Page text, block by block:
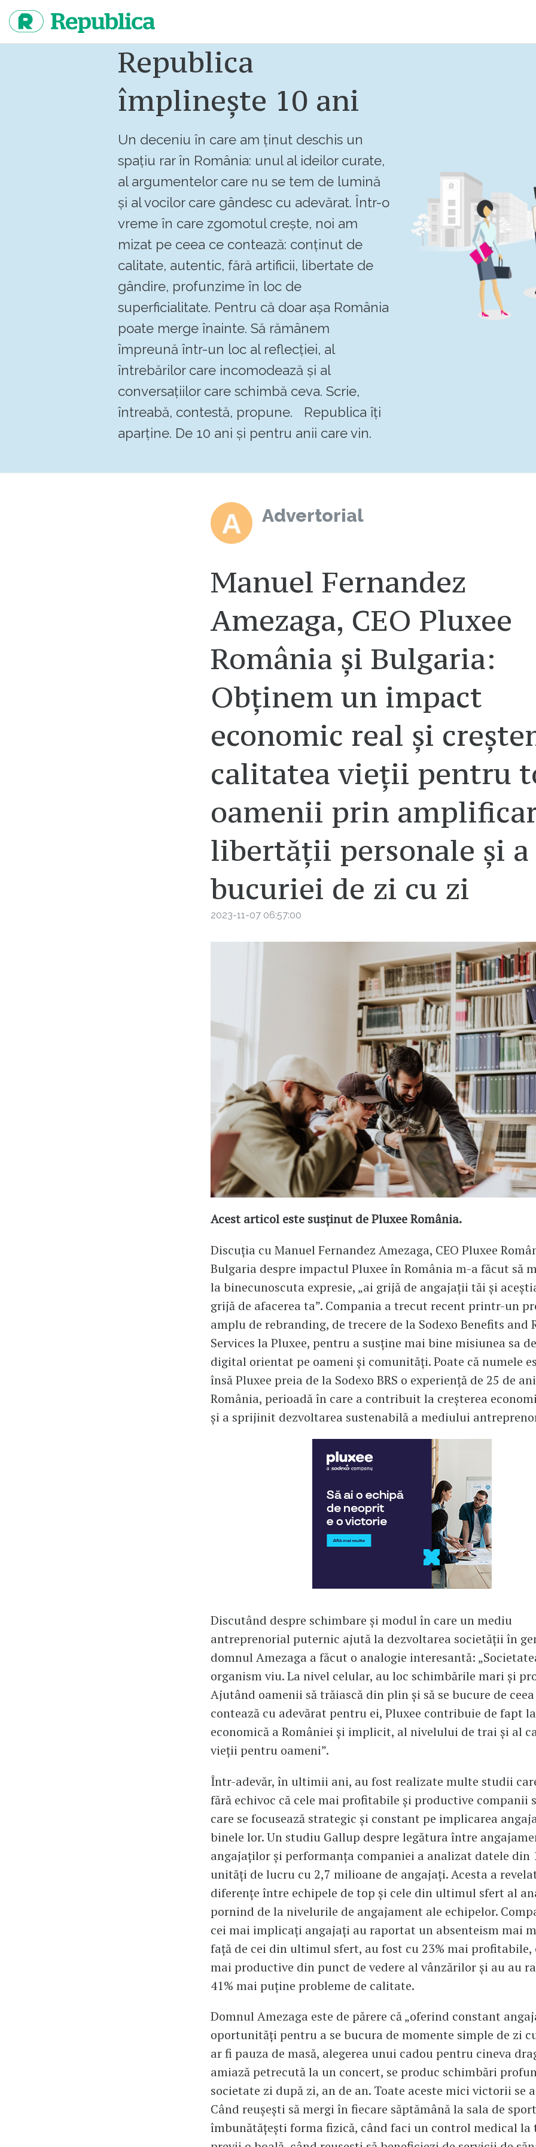
continut
Republica
împlinește 10 ani
Un deceniu în care am ținut deschis un
spațiu rar în România: unul al ideilor curate,
al argumentelor care nu se tem de lumină
și al vocilor care gândesc cu adevărat. Într-o
vreme în care zgomotul crește, noi am
mizat pe ceea ce contează: conținut de
calitate, autentic, fără artificii, libertate de
gândire, profunzime în loc de
superficialitate. Pentru că doar așa România
poate merge înainte. Să rămânem
împreună într-un loc al reflecției, al
întrebărilor care incomodează și al
conversațiilor care schimbă ceva. Scrie,
întreabă, contestă, propune. Republica îți
aparține. De 10 ani și pentru anii care vin.
Advertorial
Manuel Fernandez
Amezaga, CEO Pluxee
România și Bulgaria:
Obținem un impact
economic real și
calitatea vieții pentru
oamenii prin
libertății personale și a
bucuriei de zi cu zi
2023-11-07 06:57:00
Acest articol este susținut de Pluxee România.
Discuția cu Manuel Fernandez Amezaga, CEO Pluxee
Bulgaria despre impactul Pluxee în România m-a făcut să
la binecunoscuta expresie, „ai grijă de angajații tăi și
grijă de afacerea ta”. Compania a trecut recent printr-un
amplu de rebranding, de trecere de la Sodexo Benefits and
Services la Pluxee, pentru a susține mai bine misiunea sa
digital orientat pe oameni și comunități. Poate că numele
însă Pluxee preia de la Sodexo BRS o experiență de 25 de
România, perioadă în care a contribuit la creșterea
și a sprijinit dezvoltarea sustenabilă a mediului
Discutând despre schimbare și modul în care un mediu
antreprenorial puternic ajută la dezvoltarea societății în
domnul Amezaga a făcut o analogie interesantă:
organism viu. La nivel celular, au loc schimbările mari și
Ajutând oamenii să trăiască din plin și să se bucure de
contează cu adevărat pentru ei, Pluxee contribuie de fapt
economică a României și implicit, al nivelului de trai și al
vieții pentru oameni”.
Într-adevăr, în ultimii ani, au fost realizate multe studii
fără echivoc că cele mai profitabile și productive companii
care se focusează strategic și constant pe implicarea
binele lor. Un studiu Gallup despre legătura între
angajaților și performanța companiei a analizat datele din
unități de lucru cu 2,7 milioane de angajați. Acesta a
diferențe între echipele de top și cele din ultimul sfert al
pornind de la nivelurile de angajament ale echipelor.
cei mai implicați angajați au raportat un absenteism mai
față de cei din ultimul sfert, au fost cu 23% mai profitabile,
mai productive din punct de vedere al vânzărilor și au au
41% mai puține probleme de calitate.
Domnul Amezaga este de părere că „oferind constant
oportunități pentru a se bucura de momente simple de zi
ar fi pauza de masă, alegerea unui cadou pentru cineva
amiază petrecută la un concert, se produc schimbări
societate zi după zi, an de an. Toate aceste mici victorii se
Când reușești să mergi în fiecare săptămână la sala de
îmbunătățești forma fizică, când faci un control medical la